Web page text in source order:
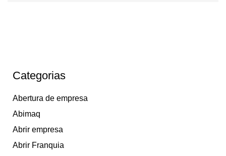
Categorias
Abertura de empresa
Abimaq
Abrir empresa
Abrir Franquia